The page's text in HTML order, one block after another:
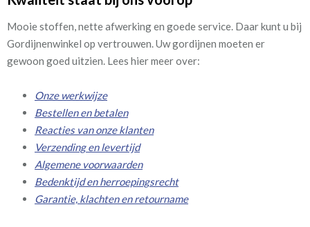
Mooie stoffen, nette afwerking en goede service. Daar kunt u bij
Gordijnenwinkel op vertrouwen. Uw gordijnen moeten er
gewoon goed uitzien. Lees hier meer over:
Onze werkwijze
Bestellen en betalen
Reacties van onze klanten
Verzending en levertijd
Algemene voorwaarden
Bedenktijd en herroepingsrecht
Garantie, klachten en retourname